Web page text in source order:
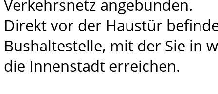
Verkehrsnetz angebunden.
Direkt vor der Haustür
Bushaltestelle, mit der Sie in
die Innenstadt erreichen.